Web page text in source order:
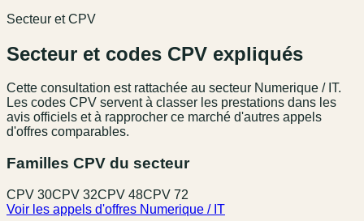
Secteur et CPV
Secteur et codes CPV expliqués
Cette consultation est rattachée au secteur Numerique / IT.
Les codes CPV servent à classer les prestations dans les
avis officiels et à rapprocher ce marché d'autres appels
d'offres comparables.
Familles CPV du secteur
CPV 30CPV 32CPV 48CPV 72
Voir les appels d'offres Numerique / IT